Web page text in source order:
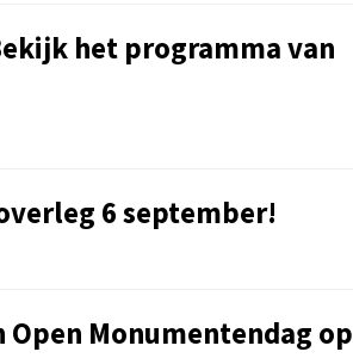
het programma van
6 september!
Monumentendag op